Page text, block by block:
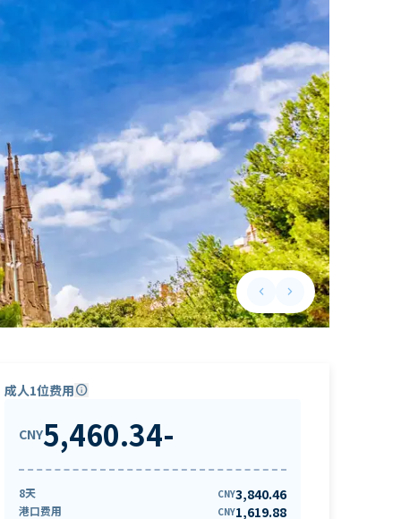
keyboard_arrow_leftPrevious slide
keyboard_arrow_rightNext slide
成人1位费用info
CNY5,460.34-
8天 CNY3,840.46
港口费用 CNY1,619.88